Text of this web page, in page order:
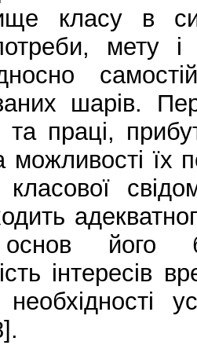
класу в
мету
шарів.
праці,
можливості їх
його
інтересів